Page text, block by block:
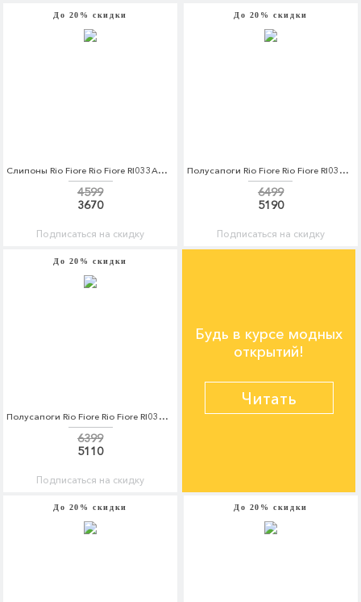
До 20% скидки
Слипоны Rio Fiore Rio Fiore RI033AWCPFJ1
4599
3670
Подписаться на скидку
До 20% скидки
Полусапоги Rio Fiore Rio Fiore RI033AWCPFM0
6499
5190
Подписаться на скидку
До 20% скидки
Полусапоги Rio Fiore Rio Fiore RI033AWCPFM1
6399
5110
Подписаться на скидку
Будь в курсе модных
открытий!
Читать
До 20% скидки До 20% скидки